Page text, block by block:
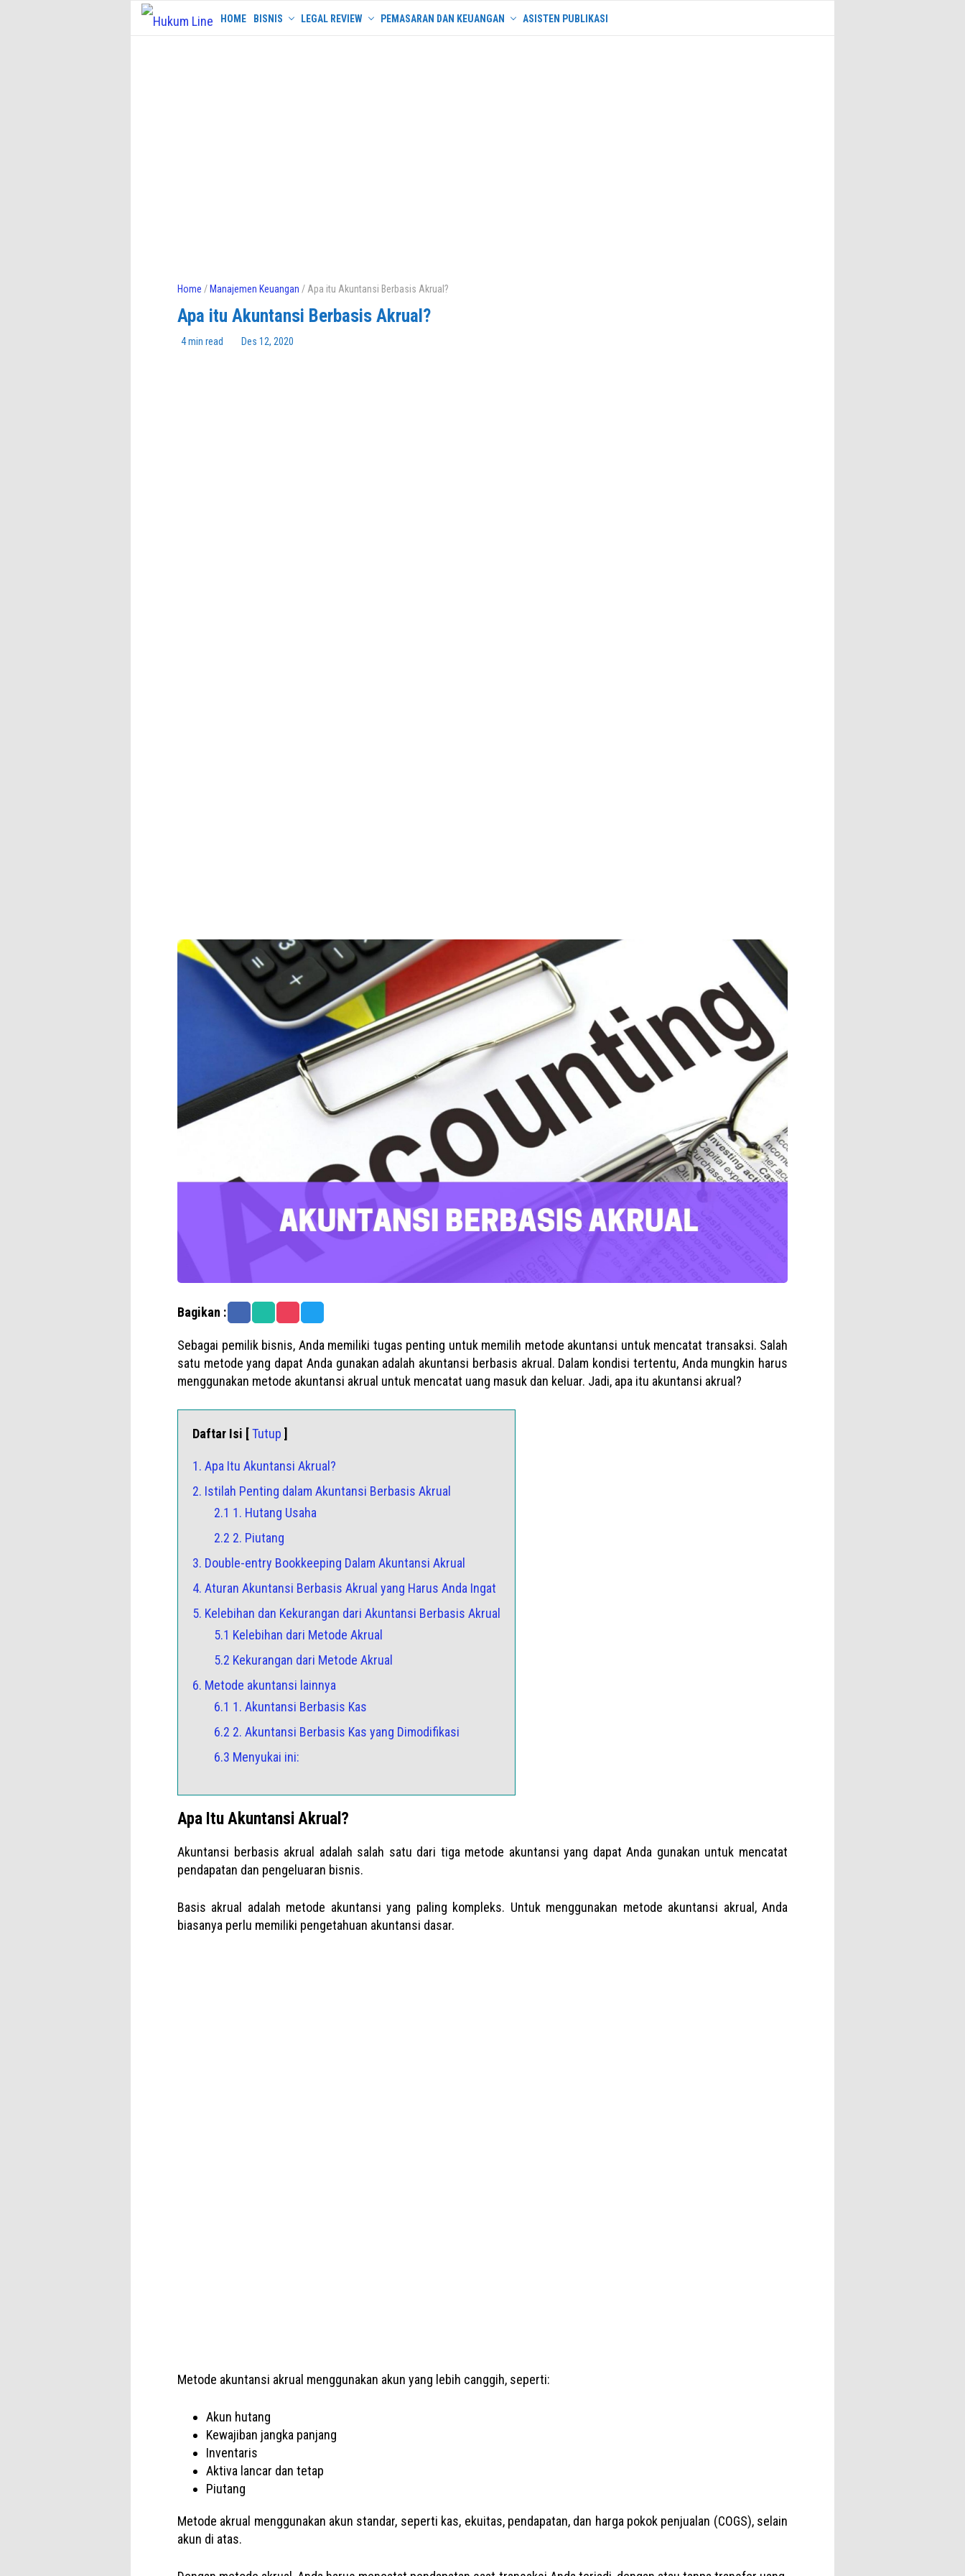
Skip
HOME BISNIS LEGAL REVIEW PEMASARAN DAN KEUANGAN ASISTEN PUBLIKASI
Home / Manajemen Keuangan / Apa itu Akuntansi Berbasis Akrual?
Apa itu Akuntansi Berbasis Akrual?
4 min read Des 12, 2020
Bagikan :
Sebagai pemilik bisnis, Anda memiliki tugas penting untuk memilih metode akuntansi untuk mencatat transaksi. Salah
satu metode yang dapat Anda gunakan adalah akuntansi berbasis akrual. Dalam kondisi tertentu, Anda mungkin harus
menggunakan metode akuntansi akrual untuk mencatat uang masuk dan keluar. Jadi, apa itu akuntansi akrual?
Daftar Isi [Tutup ]
1. Apa Itu Akuntansi Akrual?
2. Istilah Penting dalam Akuntansi Berbasis Akrual
2.1 1. Hutang Usaha
2.2 2. Piutang
3. Double-entry Bookkeeping Dalam Akuntansi Akrual
4. Aturan Akuntansi Berbasis Akrual yang Harus Anda Ingat
5. Kelebihan dan Kekurangan dari Akuntansi Berbasis Akrual
5.1 Kelebihan dari Metode Akrual
5.2 Kekurangan dari Metode Akrual
6. Metode akuntansi lainnya
6.1 1. Akuntansi Berbasis Kas
6.2 2. Akuntansi Berbasis Kas yang Dimodifikasi
6.3 Menyukai ini:
Apa Itu Akuntansi Akrual?
Akuntansi berbasis akrual adalah salah satu dari tiga metode akuntansi yang dapat Anda gunakan untuk mencatat
pendapatan dan pengeluaran bisnis.
Basis akrual adalah metode akuntansi yang paling kompleks. Untuk menggunakan metode akuntansi akrual, Anda
biasanya perlu memiliki pengetahuan akuntansi dasar.
Metode akuntansi akrual menggunakan akun yang lebih canggih, seperti:
Akun hutang
Kewajiban jangka panjang
Inventaris
Aktiva lancar dan tetap
Piutang
Metode akrual menggunakan akun standar, seperti kas, ekuitas, pendapatan, dan harga pokok penjualan (COGS), selain
akun di atas.